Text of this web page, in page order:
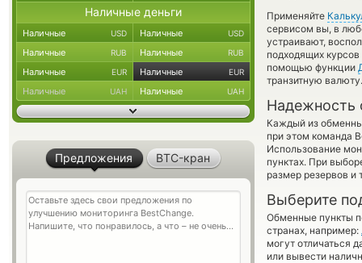
Применяйте
сервисом вы, в
устраивают,
подходящих
помощью функции
транзитную валюту.
Надежность
Каждый из
при этом команда
Использование
пунктах. При
размер резервов и
Выберите
Обменные пункты
странах, например:
могут отличаться
или вывести
Наличные деньги
Наличные USD Наличные USD
Наличные RUB Наличные RUB
Наличные EUR Наличные EUR
Наличные UAH Наличные UAH
Предложения BTC-кран